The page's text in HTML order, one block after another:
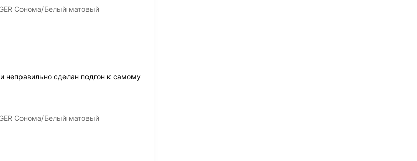
Сонома/Белый матовый
неправильно сделан подгон к самому
Сонома/Белый матовый